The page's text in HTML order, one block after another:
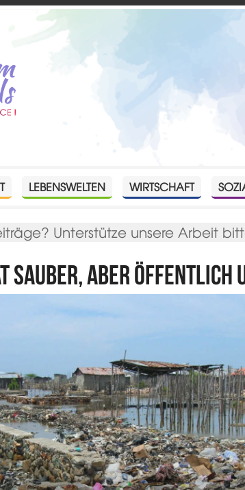
LEBENSWELTEN WIRTSCHAFT
Unterstütze unsere Arbeit
sauber, aber öffentlich